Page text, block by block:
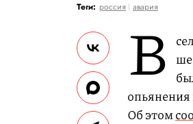
Теги: россия авария
В
опьянения
Об этом